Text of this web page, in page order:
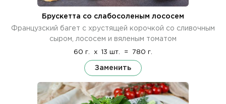
Брускетта со слабосоленым лососем
Французский багет с хрустящей корочкой со сливочным
сыром, лососем и вяленым томатом
60 г. x 13 шт. = 780 г.
Заменить